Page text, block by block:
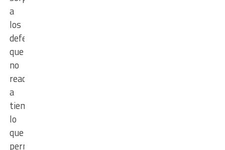
a
los
defensores
que
no
reaccionaron
a
tiempo,
lo
que
permitió